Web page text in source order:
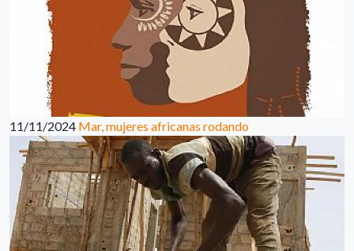
11/11/2024 Mar, mujeres africanas rodando